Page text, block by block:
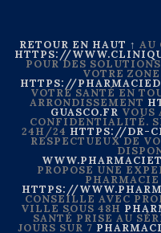
RETOUR EN HAUT ↑ AU
HTTPS://
POUR DES
VOTRE
HTTPS://
VOTRE SANTÉ EN
ARRONDISSEMENT
GUASCO.FR VOUS
CONFIDENTIALITÉ.
24H/24 HTTPS://DR-
RESPECTUEUX DE
PROPOSE UNE
HTTPS://
CONSEILLE AVEC
VILLE SOUS 48H
SANTÉ PRISE AU
JOURS SUR 7